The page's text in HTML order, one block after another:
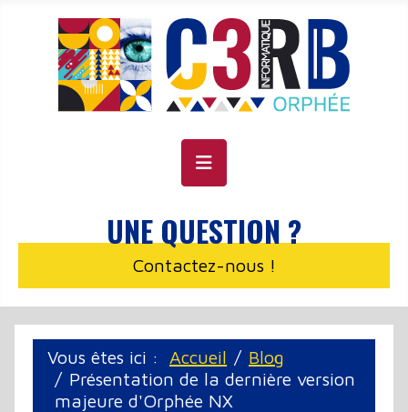
UNE QUESTION ?
Contactez-nous !
Vous êtes ici : Accueil
Blog
Présentation de la dernière version
majeure d'Orphée NX